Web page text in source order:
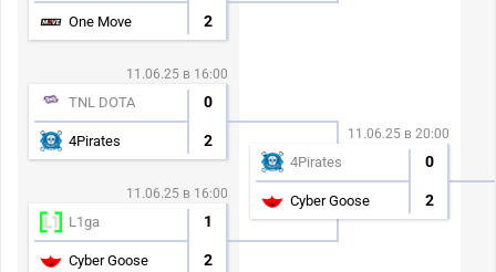
One Move 2
11.06.25 в 16:00
TNL DOTA 0
4Pirates 2
11.06.25 в 16:00
L1ga 1
Cyber Goose 2
11.06.25 в 20:00
4Pirates 0
Cyber Goose 2